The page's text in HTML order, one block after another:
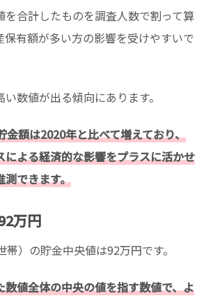
を合計したものを調査人数で割って算
保有額が多い方の影響を受けやすいで
数値が出る傾向にあります。
金額は2020年と比べて増えており、
による経済的な影響をプラスに活かせ
測できます。
万円
）の貯金中央値は92万円です。
数値全体の中央の値を指す数値で、よ